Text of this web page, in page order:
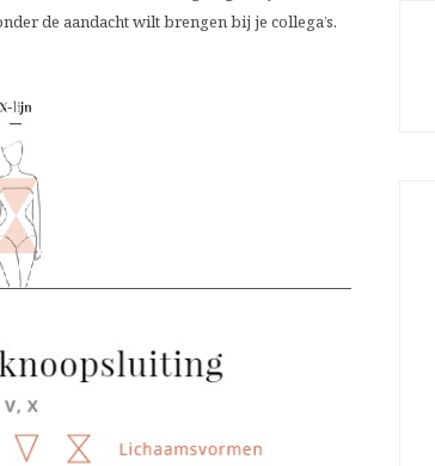
de aandacht wilt brengen bij je collega’s.